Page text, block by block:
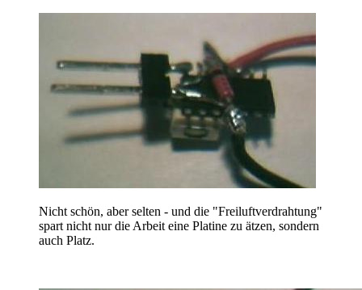
Nicht schön, aber selten - und die "Freiluftverdrahtung"
spart nicht nur die Arbeit eine Platine zu ätzen, sondern
auch Platz.